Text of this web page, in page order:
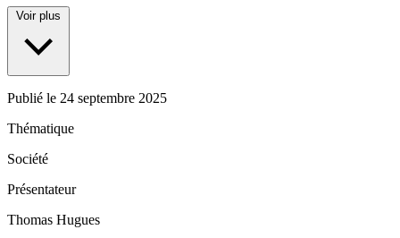
Voir plus
Publié le 24 septembre 2025
Thématique
Société
Présentateur
Thomas Hugues